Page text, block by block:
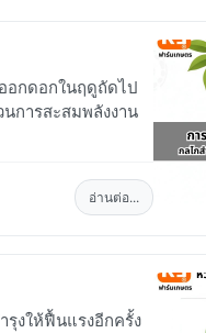
อกดอกในฤดูถัดไป
การสะสมพลังงาน
อ่านต่อ...
รุงให้ฟื้นแรงอีกครั้ง